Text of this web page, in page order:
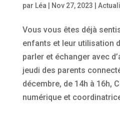
par Léa Nov 27, 2023
Vous vous êtes déjà
enfants et leur utilisation
parler et échanger avec
jeudi des parents
décembre, de 14h à 16h,
numérique et